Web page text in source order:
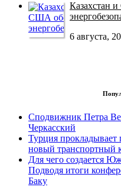
Казахстан
6 августа,
Сподвижник Петра
Черкасский
Турция прокладывает
новый транспортный
Для чего создается
Подводя итоги
Баку